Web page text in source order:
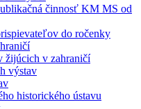
činnosť KM MS od
do ročenky
žijúcich v zahraničí
výstav
historického ústavu